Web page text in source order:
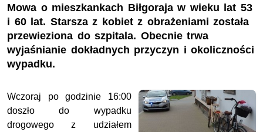
Mowa o mieszkankach Biłgoraja w wieku lat 53
i 60 lat. Starsza z kobiet z obrażeniami została
przewieziona do szpitala. Obecnie trwa
wyjaśnianie dokładnych przyczyn i okoliczności
wypadku.
Wczoraj po godzinie 16:00
doszło do wypadku
drogowego z udziałem